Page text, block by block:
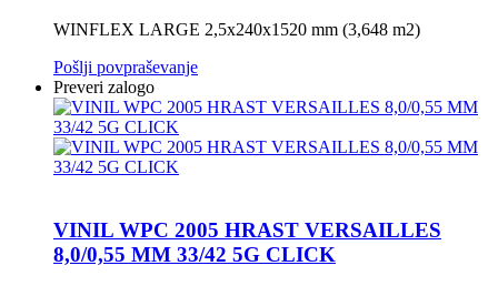
WINFLEX LARGE 2,5x240x1520 mm (3,648 m2)
Pošlji povpraševanje
Preveri zalogo
VINIL WPC 2005 HRAST VERSAILLES
8,0/0,55 MM 33/42 5G CLICK